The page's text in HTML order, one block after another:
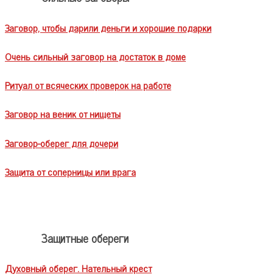
Заговор, чтобы дарили деньги и хорошие подарки
Очень сильный заговор на достаток в доме
Ритуал от всяческих проверок на работе
Заговор на веник от нищеты
Заговор-оберег для дочери
Защита от соперницы или врага
Защитные обереги
Духовный оберег. Нательный крест